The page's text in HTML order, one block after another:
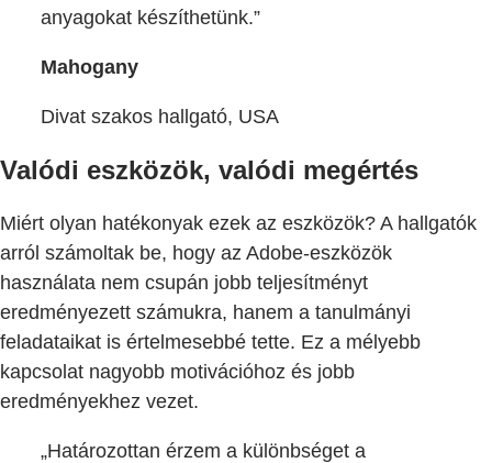
anyagokat készíthetünk.”
Mahogany
Divat szakos hallgató, USA
Valódi eszközök, valódi megértés
Miért olyan hatékonyak ezek az eszközök? A hallgatók
arról számoltak be, hogy az Adobe-eszközök
használata nem csupán jobb teljesítményt
eredményezett számukra, hanem a tanulmányi
feladataikat is értelmesebbé tette. Ez a mélyebb
kapcsolat nagyobb motivációhoz és jobb
eredményekhez vezet.
„Határozottan érzem a különbséget a